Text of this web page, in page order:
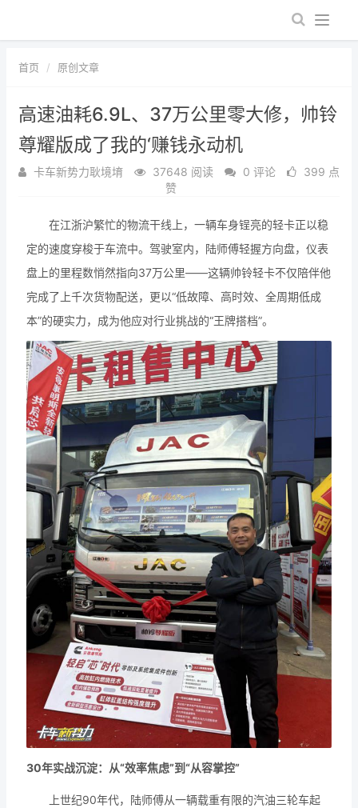
首页 原创文章
高速油耗6.9L、37万公里零大修，帅铃
尊耀版成了我的‘赚钱永动机
卡车新势力耿境堉 37648 阅读 0 评论
399 点
赞
在江浙沪繁忙的物流干线上，一辆车身锃亮的轻卡正以稳
定的速度穿梭于车流中。驾驶室内，陆师傅轻握方向盘，仪表
盘上的里程数悄然指向37万公里——这辆帅铃轻卡不仅陪伴他
完成了上千次货物配送，更以“低故障、高时效、全周期低成
本”的硬实力，成为他应对行业挑战的“王牌搭档”。
30年实战沉淀：从“效率焦虑”到“从容掌控”
上世纪90年代，陆师傅从一辆载重有限的汽油三轮车起